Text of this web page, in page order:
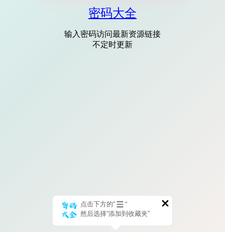
密码大全
输入密码访问最新资源链接
不定时更新
点击下方的“
”
然后选择“添加到收藏夹”